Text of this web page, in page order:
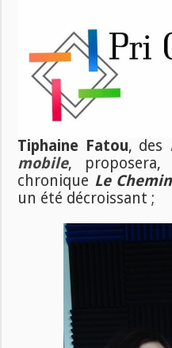
Tiphaine Fatou, des
mobile,
chronique Le
un été décroissant ;